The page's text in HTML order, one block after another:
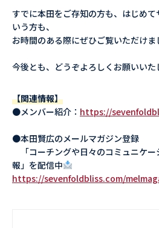
すでに本田をご存知の方も、はじめ
いう方も、
お時間のある際にぜひご覧いただけま
今後とも、どうぞよろしくお願いいた
【関連情報】
●メンバー紹介： https://
●本田賢広のメールマガジン登録
「コーチングや日々のコミュニケ
報」を配信中
https://sevenfoldbliss.com/